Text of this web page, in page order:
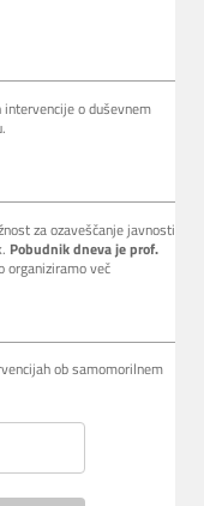
o duševnem
za ozaveščanje javnosti
Pobudnik dneva je prof.
organiziramo več
ob samomorilnem